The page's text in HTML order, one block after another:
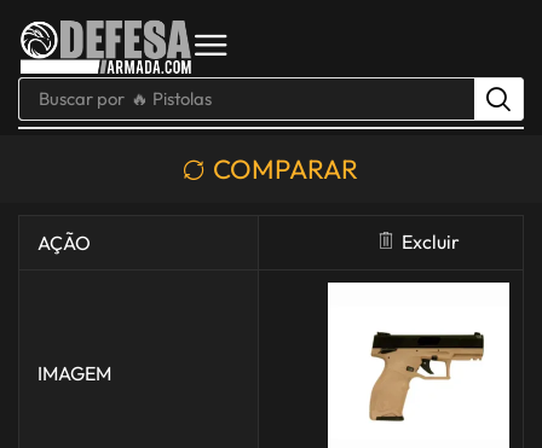
Buscar por 🔥 Pistolas
COMPARAR
AÇÃO Excluir
IMAGEM